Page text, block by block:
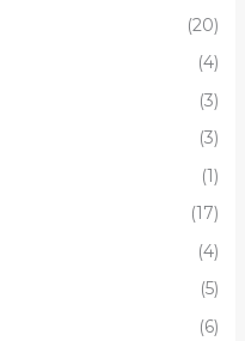
(20)
(4)
(3)
(3)
(1)
(17)
(4)
(5)
(6)